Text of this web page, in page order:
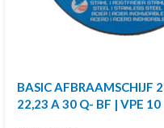
BASIC AFBRAAMSCHIJF
22,23 A 30 Q- BF | VPE 10